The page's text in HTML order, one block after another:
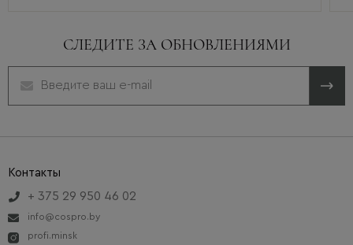
СЛЕДИТЕ ЗА ОБНОВЛЕНИЯМИ
Контакты
+ 375 29 950 46 02
info@cospro.by
profi.minsk